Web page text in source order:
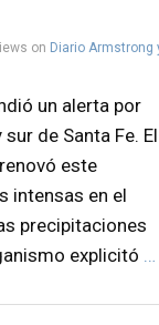
on Diario Armstrong
un alerta por
de Santa Fe. El
este
intensas en el
precipitaciones
explicitó